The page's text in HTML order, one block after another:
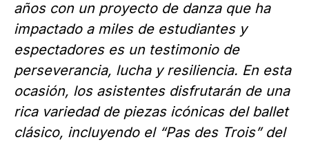
años con un proyecto de danza que ha
impactado a miles de estudiantes y
espectadores es un testimonio de
perseverancia, lucha y resiliencia. En esta
ocasión, los asistentes disfrutarán de una
rica variedad de piezas icónicas del ballet
clásico, incluyendo el “Pas des Trois” del